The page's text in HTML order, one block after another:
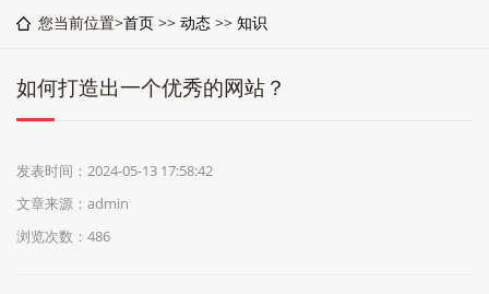
您当前位置>首页 >> 动态 >> 知识
如何打造出一个优秀的网站？
发表时间：2024-05-13 17:58:42
文章来源：admin
浏览次数：486